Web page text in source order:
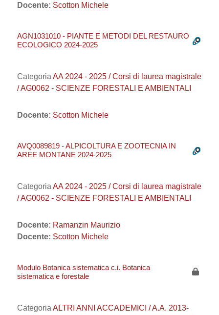
Docente: Scotton Michele
AGN1031010 - PIANTE E METODI DEL RESTAURO
ECOLOGICO 2024-2025
Categoria AA 2024 - 2025 / Corsi di laurea magistrale
/ AG0062 - SCIENZE FORESTALI E AMBIENTALI
Docente: Scotton Michele
AVQ0089819 - ALPICOLTURA E ZOOTECNIA IN
AREE MONTANE 2024-2025
Categoria AA 2024 - 2025 / Corsi di laurea magistrale
/ AG0062 - SCIENZE FORESTALI E AMBIENTALI
Docente: Ramanzin Maurizio
Docente: Scotton Michele
Modulo Botanica sistematica c.i. Botanica
sistematica e forestale
Categoria ALTRI ANNI ACCADEMICI / A.A. 2013-